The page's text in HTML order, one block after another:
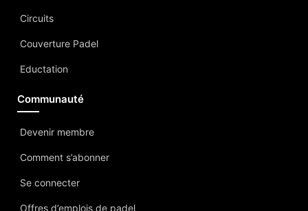
Circuits
Couverture Padel
Eductation
Communauté
Devenir membre
Comment s’abonner
Se connecter
Offres d’emplois de padel